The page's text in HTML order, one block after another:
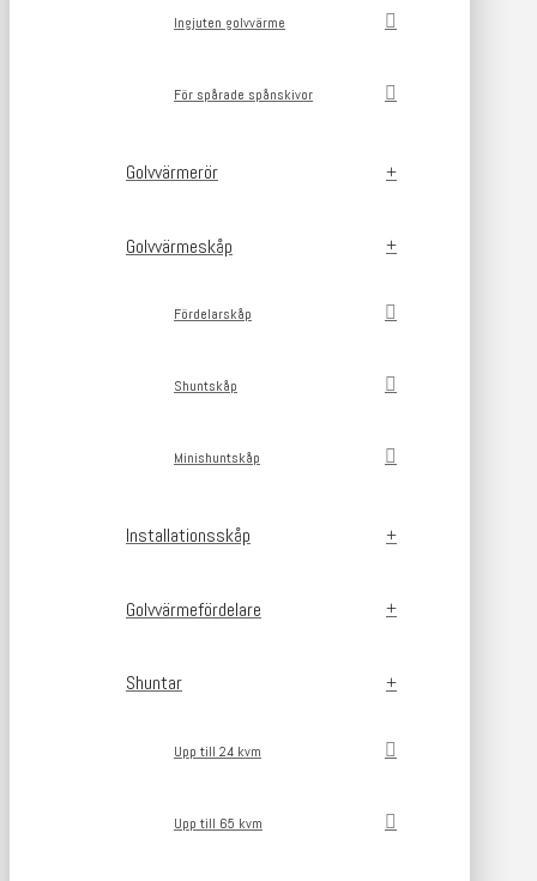
Ingjuten golvvärme
För spårade spånskivor
Golvvärmerör
Golvvärmeskåp
Fördelarskåp
Shuntskåp
Minishuntskåp
Installationsskåp
Golvvärmefördelare
Shuntar
Upp till 24 kvm
Upp till 65 kvm